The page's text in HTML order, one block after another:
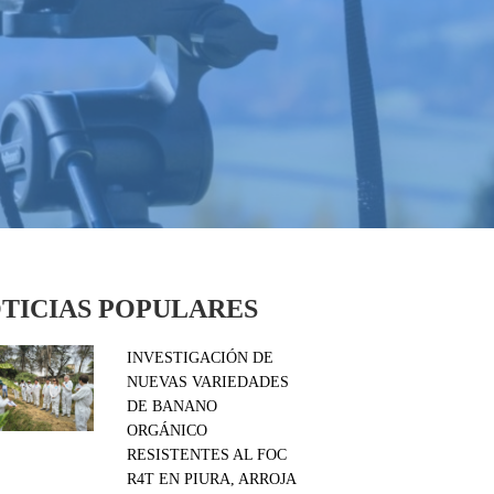
POPULARES
INVESTIGACIÓN DE
NUEVAS VARIEDADES
DE BANANO
ORGÁNICO
RESISTENTES AL FOC
R4T EN PIURA, ARROJA